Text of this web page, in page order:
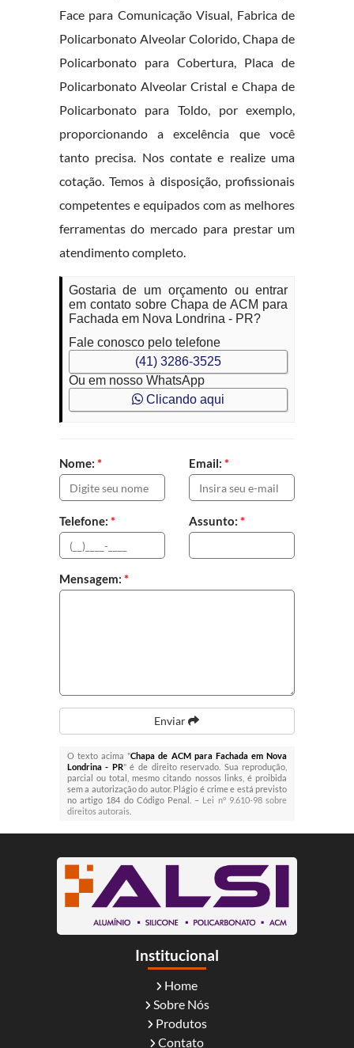
Face para Comunicação Visual, Fabrica de
Policarbonato Alveolar Colorido, Chapa de
Policarbonato para Cobertura, Placa de
Policarbonato Alveolar Cristal e Chapa de
Policarbonato para Toldo, por exemplo,
proporcionando a excelência que você
tanto precisa. Nos contate e realize uma
cotação. Temos à disposição, profissionais
competentes e equipados com as melhores
ferramentas do mercado para prestar um
atendimento completo.
Gostaria de um orçamento ou entrar
em contato sobre Chapa de ACM para
Fachada em Nova Londrina - PR?
Fale conosco pelo telefone
(41) 3286-3525
Ou em nosso WhatsApp
Clicando aqui
Nome: * Email: *
Telefone: * Assunto: *
Mensagem: *
Enviar
O texto acima "Chapa de ACM para Fachada em Nova
Londrina - PR" é de direito reservado. Sua reprodução,
parcial ou total, mesmo citando nossos links, é proibida
sem a autorização do autor. Plágio é crime e está previsto
no artigo 184 do Código Penal. – Lei n° 9.610-98 sobre
direitos autorais.
Institucional
Home
Sobre Nós
Produtos
Contato